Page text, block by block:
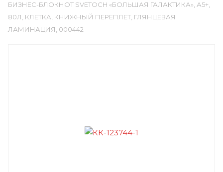
БИЗНЕС-БЛОКНОТ SVETOCH «БОЛЬШАЯ ГАЛАКТИКА», А5+,
80Л, КЛЕТКА, КНИЖНЫЙ ПЕРЕПЛЕТ, ГЛЯНЦЕВАЯ
ЛАМИНАЦИЯ, 000442